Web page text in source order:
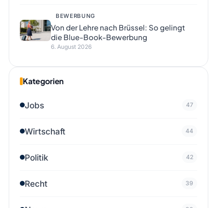
BEWERBUNG
Von der Lehre nach Brüssel: So gelingt
die Blue-Book-Bewerbung
6. August 2026
Kategorien
Jobs 47
Wirtschaft 44
Politik 42
Recht 39